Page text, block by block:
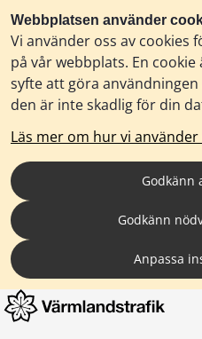
Webbplatsen använder
Vi använder oss av
på vår webbplats. En
syfte att göra
den är inte skadlig för din
Läs mer om hur vi använder
Godkänn
Godkänn
Anpassa